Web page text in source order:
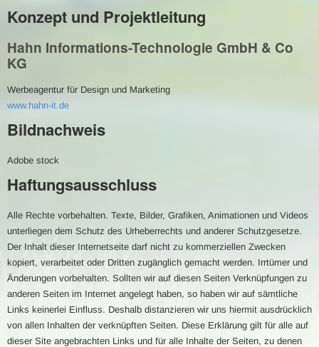
Konzept und Projektleitung
Hahn Informations-Technologie GmbH & Co
KG
Werbeagentur für Design und Marketing
www.hahn-it.de
Bildnachweis
Adobe stock
Haftungsausschluss
Alle Rechte vorbehalten. Texte, Bilder, Grafiken, Animationen und Videos
unterliegen dem Schutz des Urheberrechts und anderer Schutzgesetze.
Der Inhalt dieser Internetseite darf nicht zu kommerziellen Zwecken
kopiert, verarbeitet oder Dritten zugänglich gemacht werden. Irrtümer und
Änderungen vorbehalten. Sollten wir auf diesen Seiten Verknüpfungen zu
anderen Seiten im Internet angelegt haben, so haben wir auf sämtliche
Links keinerlei Einfluss. Deshalb distanzieren wir uns hiermit ausdrücklich
von allen Inhalten der verknüpften Seiten. Diese Erklärung gilt für alle auf
dieser Site angebrachten Links und für alle Inhalte der Seiten, zu denen